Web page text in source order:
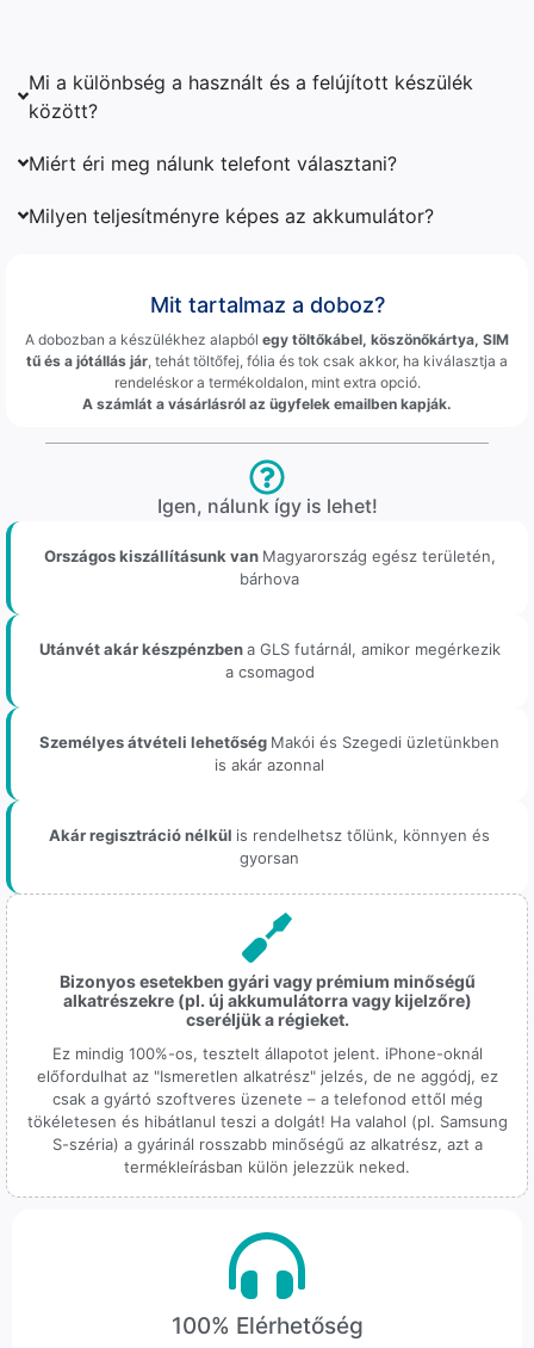
Mi a különbség a használt és a felújított készülék
között?
Miért éri meg nálunk telefont választani?
Milyen teljesítményre képes az akkumulátor?
Mit tartalmaz a doboz?
A dobozban a készülékhez alapból egy töltőkábel, köszönőkártya, SIM
tű és a jótállás jár , tehát töltőfej, fólia és tok csak akkor, ha kiválasztja a
rendeléskor a termékoldalon, mint extra opció.
A számlát a vásárlásról az ügyfelek emailben kapják.
Igen, nálunk így is lehet!
Országos kiszállításunk van Magyarország egész területén,
bárhova
Utánvét akár készpénzbena GLS futárnál, amikor megérkezik
a csomagod
Személyes átvételi lehetőség Makói és Szegedi üzletünkben
is akár azonnal
Akár regisztráció nélkül is rendelhetsz tőlünk, könnyen és
gyorsan
Bizonyos esetekben gyári vagy prémium minőségű
alkatrészekre (pl. új akkumulátorra vagy kijelzőre)
cseréljük a régieket.
Ez mindig 100%-os, tesztelt állapotot jelent. iPhone-oknál
előfordulhat az "Ismeretlen alkatrész" jelzés, de ne aggódj, ez
csak a gyártó szoftveres üzenete – a telefonod ettől még
tökéletesen és hibátlanul teszi a dolgát! Ha valahol (pl. Samsung
S-széria) a gyárinál rosszabb minőségű az alkatrész, azt a
termékleírásban külön jelezzük neked.
100% Elérhetőség